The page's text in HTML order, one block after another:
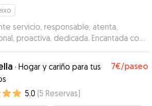
servicio, responsable, atenta,
proactiva, dedicada. Encantada con
al 100%.”
· Hogar y cariño para tus
7€/paseo
5.0 (5 Reservas)